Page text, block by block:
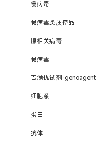
慢病毒
假病毒类质控品
腺相关病毒
假病毒
吉满优试剂·genoagent
细胞系
蛋白
抗体